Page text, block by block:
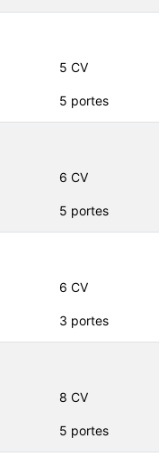
5 CV
5 portes
6 CV
5 portes
6 CV
3 portes
8 CV
5 portes